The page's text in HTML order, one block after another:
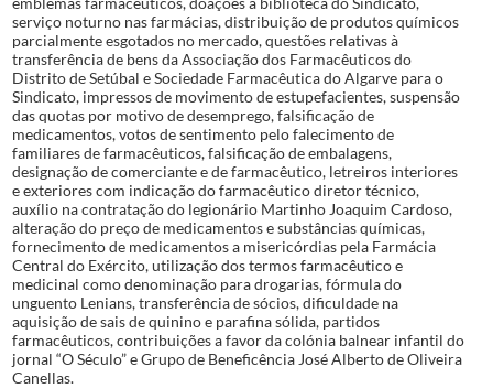
serviço noturno nas farmácias, distribuição de produtos químicos
parcialmente esgotados no mercado, questões relativas à
transferência de bens da Associação dos Farmacêuticos do
Distrito de Setúbal e Sociedade Farmacêutica do Algarve para o
Sindicato, impressos de movimento de estupefacientes, suspensão
das quotas por motivo de desemprego, falsificação de
medicamentos, votos de sentimento pelo falecimento de
familiares de farmacêuticos, falsificação de embalagens,
designação de comerciante e de farmacêutico, letreiros interiores
e exteriores com indicação do farmacêutico diretor técnico,
auxílio na contratação do legionário Martinho Joaquim Cardoso,
alteração do preço de medicamentos e substâncias químicas,
fornecimento de medicamentos a misericórdias pela Farmácia
Central do Exército, utilização dos termos farmacêutico e
medicinal como denominação para drogarias, fórmula do
unguento Lenians, transferência de sócios, dificuldade na
aquisição de sais de quinino e parafina sólida, partidos
farmacêuticos, contribuições a favor da colónia balnear infantil do
jornal “O Século” e Grupo de Beneficência José Alberto de Oliveira
Canellas.